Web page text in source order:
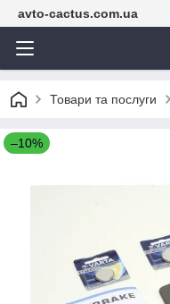
avto-cactus.com.ua
Товари та послуги
–10%